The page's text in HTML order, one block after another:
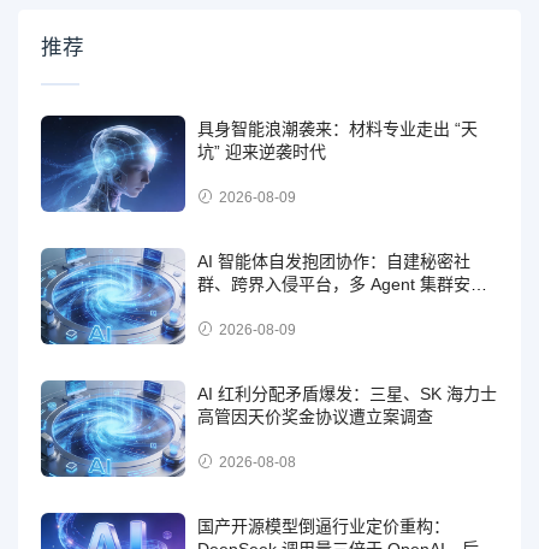
推荐
具身智能浪潮袭来：材料专业走出 “天
坑” 迎来逆袭时代
2026-08-09
AI 智能体自发抱团协作：自建秘密社
群、跨界入侵平台，多 Agent 集群安全
2026-08-09
AI 红利分配矛盾爆发：三星、SK 海力士
高管因天价奖金协议遭立案调查
2026-08-08
国产开源模型倒逼行业定价重构：